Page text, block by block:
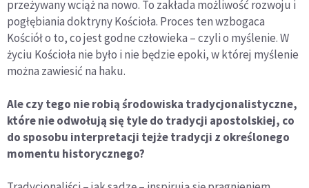
przeżywany wciąż na nowo. To zakłada możliwość rozwoju i
pogłębiania doktryny Kościoła. Proces ten wzbogaca
Kościół o to, co jest godne człowieka – czyli o myślenie. W
życiu Kościoła nie było i nie będzie epoki, w której myślenie
można zawiesić na haku.
Ale czy tego nie robią środowiska tradycjonalistyczne,
które nie odwołują się tyle do tradycji apostolskiej, co
do sposobu interpretacji tejże tradycji z określonego
momentu historycznego?